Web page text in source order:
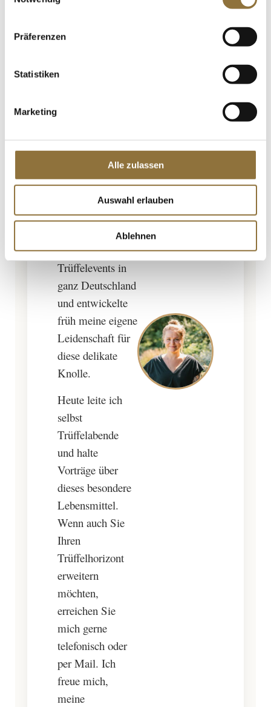
Präferenzen
Statistiken
Marketing
Alle zulassen
Auswahl erlauben
Ablehnen
ich von meinem
der sich
mit frischen
belegt mit
Trüffelpecorino in
der Schulbrotdose
überrascht. Am
Wochenende
begleitete ich ihn
oft auf
Trüffelevents in
ganz Deutschland
und entwickelte
früh meine eigene
Leidenschaft für
diese delikate
Knolle.
Heute leite ich
selbst
Trüffelabende
und halte
Vorträge über
dieses besondere
Lebensmittel.
Wenn auch Sie
Ihren
Trüffelhorizont
erweitern
möchten,
erreichen Sie
mich gerne
telefonisch oder
per Mail. Ich
freue mich,
meine